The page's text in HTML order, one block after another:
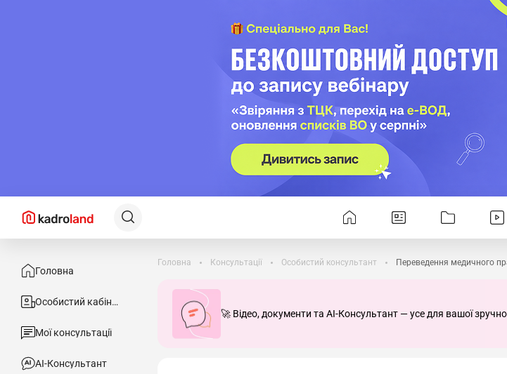
Головна
Особистий кабінет
Мої консультації
АІ-Консультант
Головна Консультації Особистий консультант Переведення медичного
🚀 Відео, документи та AI-Консультант — усе для вашої